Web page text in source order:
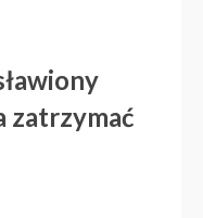
zatrzymać